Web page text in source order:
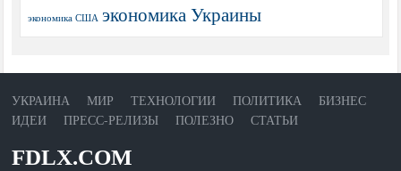
экономика США экономика Украины
УКРАИНА МИР ТЕХНОЛОГИИ ПОЛИТИКА
БИЗНЕС
ИДЕИ
ПРЕСС-РЕЛИЗЫ ПОЛЕЗНО СТАТЬИ
FDLX.COM